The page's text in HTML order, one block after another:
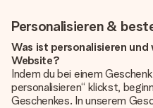
Personalisieren &
Was ist personalisieren
Website?
Indem du bei einem
personalisieren“ klickst,
Geschenkes. In unserem